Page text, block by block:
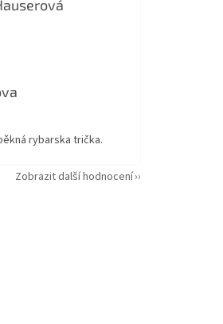
hvězdiček.
hvězdiček.
rybarska trička.
Zobrazit další hodnocení